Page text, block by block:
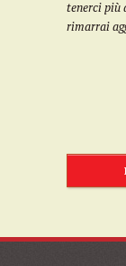
tenerci più
rimarrai